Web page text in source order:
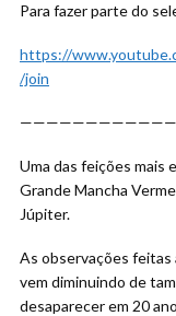
Para fazer partedo
https://
/join
Uma das feições mais
Grande Mancha
Júpiter.
As observações feitas
vem diminuindo de
desaparecer em 20